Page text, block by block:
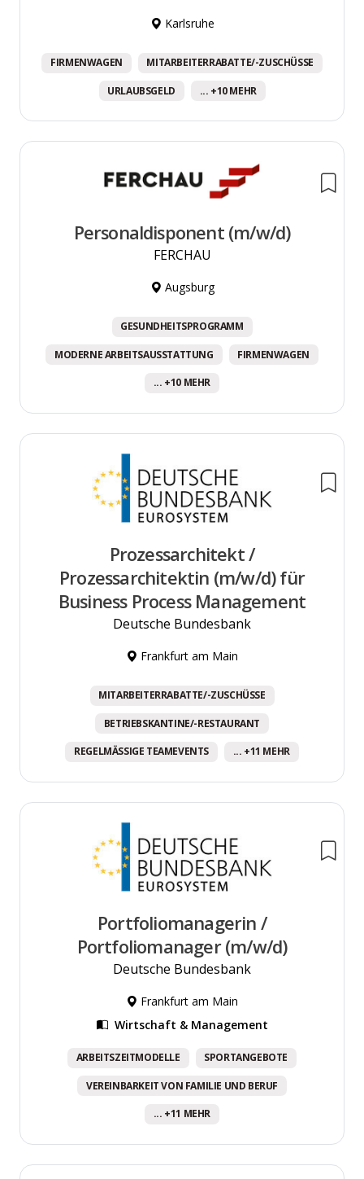
Karlsruhe
FIRMENWAGEN MITARBEITERRABATTE/-ZUSCHÜSSE
URLAUBSGELD ... +10 MEHR
Personaldisponent (m/w/d)
FERCHAU
Augsburg
GESUNDHEITSPROGRAMM
MODERNE ARBEITSAUSSTATTUNG FIRMENWAGEN
... +10 MEHR
Prozessarchitekt /
Prozessarchitektin (m/w/d) für
Business Process Management
Deutsche Bundesbank
Frankfurt am Main
MITARBEITERRABATTE/-ZUSCHÜSSE
BETRIEBSKANTINE/-RESTAURANT
REGELMÄSSIGE TEAMEVENTS ... +11 MEHR
Portfoliomanagerin /
Portfoliomanager (m/w/d)
Deutsche Bundesbank
Frankfurt am Main
Wirtschaft & Management
ARBEITSZEITMODELLE SPORTANGEBOTE
VEREINBARKEIT VON FAMILIE UND BERUF
... +11 MEHR